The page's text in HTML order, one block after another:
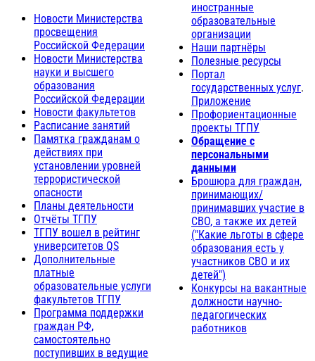
Новости Министерства
просвещения
Российской Федерации
Новости Министерства
науки и высшего
образования
Российской Федерации
Новости факультетов
Расписание занятий
Памятка гражданам о
действиях при
установлении уровней
террористической
опасности
Планы деятельности
Отчёты ТГПУ
ТГПУ вошел в рейтинг
университетов QS
Дополнительные
платные
образовательные услуги
факультетов ТГПУ
Программа поддержки
граждан РФ,
самостоятельно
поступивших в ведущие
иностранные
образовательные
организации
Наши партнёры
Полезные ресурсы
Портал
государственных услуг.
Приложение
Профориентационные
проекты ТГПУ
Обращение с
персональными
данными
Брошюра для граждан,
принимающих/
принимавших участие в
СВО, а также их детей
("Какие льготы в сфере
образования есть у
участников СВО и их
детей")
Конкурсы на вакантные
должности научно-
педагогических
работников